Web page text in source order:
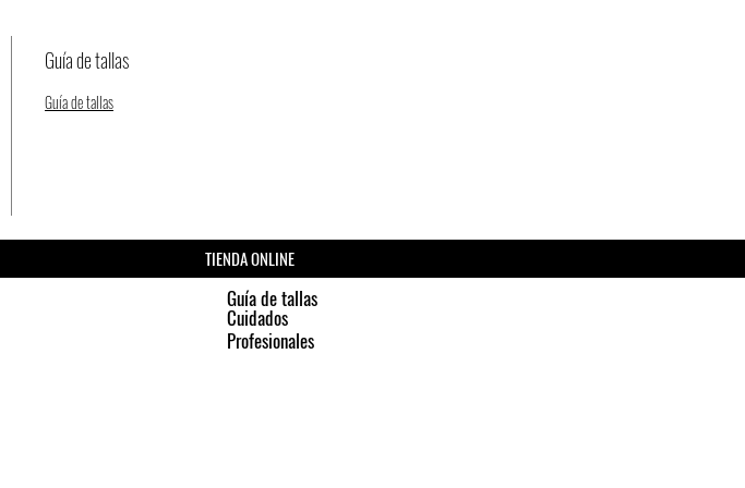
Guía de tallas
Guía de tallas
TIENDA ONLINE
Guía de tallas
Cuidados
Profesionales